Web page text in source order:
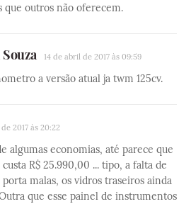
que outros não oferecem.
14 de abril de 2017 às 09:59
a versão atual ja twm 125cv.
2017 às 20:22
algumas economias, até parece que
R$ 25.990,00 ... tipo, a falta de
malas, os vidros traseiros ainda
que esse painel de instrumentos